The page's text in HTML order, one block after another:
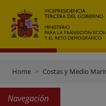
Home Costas y Medio
Navegación